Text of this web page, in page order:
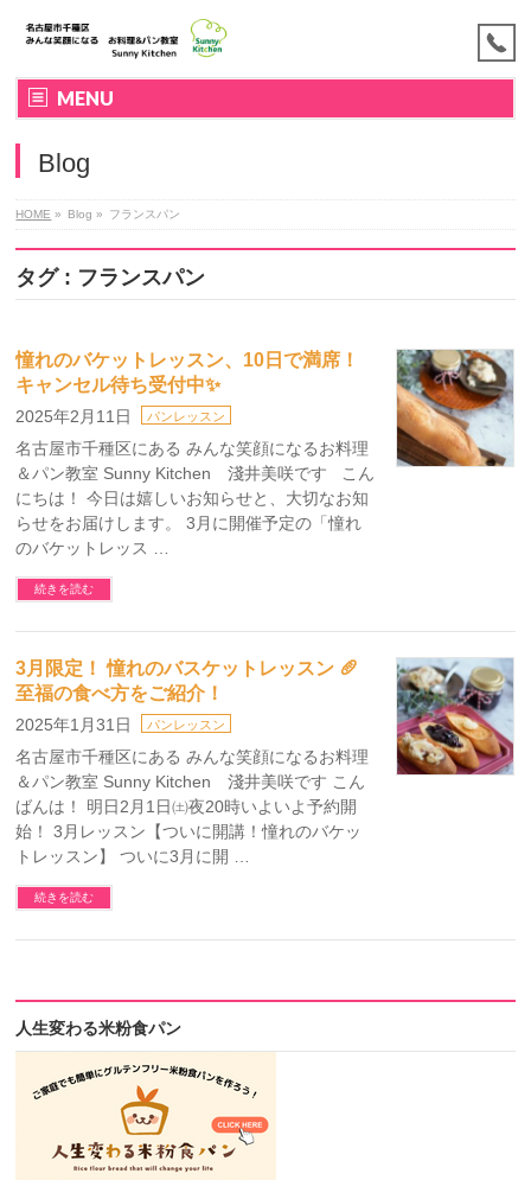
MENU
Blog
HOME » Blog » フランスパン
タグ : フランスパン
憧れのバケットレッスン、10日で満席！
キャンセル待ち受付中✨
2025年2月11日 パンレッスン
名古屋市千種区にある みんな笑顔になるお料理
＆パン教室 Sunny Kitchen 淺井美咲です こん
にちは！ 今日は嬉しいお知らせと、大切なお知
らせをお届けします。 3月に開催予定の「憧れ
のバケットレッス …
続きを読む
3月限定！ 憧れのバスケットレッスン 🥖
至福の食べ方をご紹介！
2025年1月31日 パンレッスン
名古屋市千種区にある みんな笑顔になるお料理
＆パン教室 Sunny Kitchen 淺井美咲です こん
ばんは！ 明日2月1日㈯夜20時いよいよ予約開
始！ 3月レッスン【ついに開講！憧れのバケッ
トレッスン】 ついに3月に開 …
続きを読む
人生変わる米粉食パン